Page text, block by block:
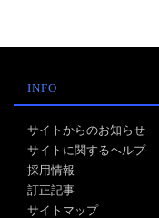
INFO
サイトからのお知らせ
サイトに関するヘルプ
採用情報
訂正記事
サイトマップ